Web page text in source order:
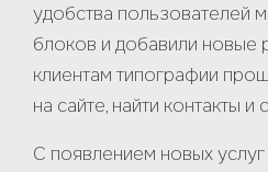
удобства пользователей
блоков и добавили новые
клиентам типографии
на сайте, найти контакты и
С появлением новых
Моя электронная почта
О проекте